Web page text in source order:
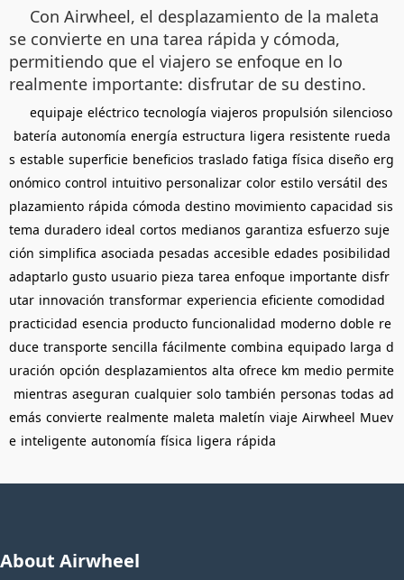
Con Airwheel, el desplazamiento de la maleta
se convierte en una tarea rápida y cómoda,
permitiendo que el viajero se enfoque en lo
realmente importante: disfrutar de su destino.
equipaje eléctrico tecnología viajeros propulsión silencioso
batería autonomía energía estructura ligera resistente rueda
s estable superficie beneficios traslado fatiga física diseño erg
onómico control intuitivo personalizar color estilo versátil des
plazamiento rápida cómoda destino movimiento capacidad sis
tema duradero ideal cortos medianos garantiza esfuerzo suje
ción simplifica asociada pesadas accesible edades posibilidad
adaptarlo gusto usuario pieza tarea enfoque importante disfr
utar innovación transformar experiencia eficiente comodidad
practicidad esencia producto funcionalidad moderno doble re
duce transporte sencilla fácilmente combina equipado larga d
uración opción desplazamientos alta ofrece km medio permite
mientras aseguran cualquier solo también personas todas ad
emás convierte realmente maleta maletín viaje Airwheel Muev
e inteligente autonomía física ligera rápida
About Airwheel